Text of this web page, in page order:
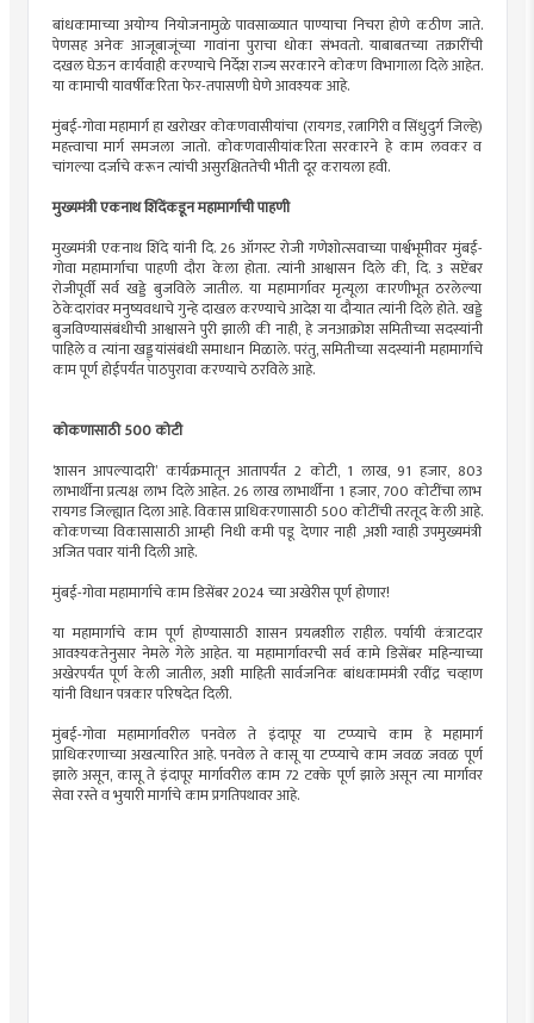
बांधकामाच्या अयोग्य नियोजनामुळे पावसाळ्यात पाण्याचा निचरा होणे कठीण जाते.
पेणसह अनेक आजूबाजूंच्या गावांना पुराचा धोका संभवतो. याबाबतच्या तक्रारींची
दखल घेऊन कार्यवाही करण्याचे निर्देश राज्य सरकारने कोकण विभागाला दिले आहेत.
या कामाची यावर्षीकरिता फेर-तपासणी घेणे आवश्यक आहे.
मुंबई-गोवा महामार्ग हा खरोखर कोकणवासीयांचा (रायगड, रत्नागिरी व सिंधुदुर्ग जिल्हे)
महत्त्वाचा मार्ग समजला जातो. कोकणवासीयांकरिता सरकारने हे काम लवकर व
चांगल्या दर्जाचे करून त्यांची असुरक्षिततेची भीती दूर करायला हवी.
मुख्यमंत्री एकनाथ शिंदेंकडून महामार्गाची पाहणी
मुख्यमंत्री एकनाथ शिंदे यांनी दि. 26 ऑगस्ट रोजी गणेशोत्सवाच्या पार्श्वभूमीवर मुंबई-
गोवा महामार्गाचा पाहणी दौरा केला होता. त्यांनी आश्वासन दिले की, दि. 3 सप्टेंबर
रोजीपूर्वी सर्व खड्डे बुजविले जातील. या महामार्गावर मृत्यूला कारणीभूत ठरलेल्या
ठेकेदारांवर मनुष्यवधाचे गुन्हे दाखल करण्याचे आदेश या दौर्‍यात त्यांनी दिले होते. खड्डे
बुजविण्यासंबंधीची आश्वासने पुरी झाली की नाही, हे जनआक्रोश समितीच्या सदस्यांनी
पाहिले व त्यांना खड्ड्यांसंबंधी समाधान मिळाले. परंतु, समितीच्या सदस्यांनी महामार्गाचे
काम पूर्ण होईपर्यंत पाठपुरावा करण्याचे ठरविले आहे.
कोकणासाठी 500 कोटी
‘शासन आपल्यादारी’ कार्यक्रमातून आतापर्यंत 2 कोटी, 1 लाख, 91 हजार, 803
लाभार्थींना प्रत्यक्ष लाभ दिले आहेत. 26 लाख लाभार्थींना 1 हजार, 700 कोटींचा लाभ
रायगड जिल्ह्यात दिला आहे. विकास प्राधिकरणासाठी 500 कोटींची तरतूद केली आहे.
कोकणच्या विकासासाठी आम्ही निधी कमी पडू देणार नाही ,अशी ग्वाही उपमुख्यमंत्री
अजित पवार यांनी दिली आहे.
मुंबई-गोवा महामार्गाचे काम डिसेंबर 2024 च्या अखेरीस पूर्ण होणार!
या महामार्गाचे काम पूर्ण होण्यासाठी शासन प्रयत्नशील राहील. पर्यायी कंत्राटदार
आवश्यकतेनुसार नेमले गेले आहेत. या महामार्गावरची सर्व कामे डिसेंबर महिन्याच्या
अखेरपर्यंत पूर्ण केली जातील, अशी माहिती सार्वजनिक बांधकाममंत्री रवींद्र चव्हाण
यांनी विधान पत्रकार परिषदेत दिली.
मुंबई-गोवा महामार्गावरील पनवेल ते इंदापूर या टप्प्याचे काम हे महामार्ग
प्राधिकरणाच्या अखत्यारित आहे. पनवेल ते कासू या टप्प्याचे काम जवळ जवळ पूर्ण
झाले असून, कासू ते इंदापूर मार्गावरील काम 72 टक्के पूर्ण झाले असून त्या मार्गावर
सेवा रस्ते व भुयारी मार्गाचे काम प्रगतिपथावर आहे.